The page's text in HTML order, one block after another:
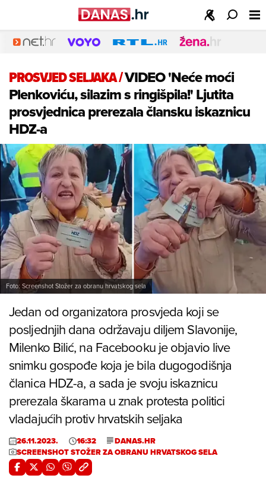
PROSVJED SELJAKA/VIDEO 'Neće moći
Plenkoviću, silazim s ringišpila!' Ljutita
prosvjednica prerezala člansku iskaznicu
HDZ-a
Foto: Screenshot Stožer za obranu hrvatskog sela
Jedan od organizatora prosvjeda koji se
posljednjih dana održavaju diljem Slavonije,
Milenko Bilić, na Facebooku je objavio live
snimku gospođe koja je bila dugogodišnja
članica HDZ-a, a sada je svoju iskaznicu
prerezala škarama u znak protesta politici
vladajućih protiv hrvatskih seljaka
26.11.2023. 16:32
DANAS.HR
SCREENSHOT STOŽER ZA OBRANU HRVATSKOG SELA